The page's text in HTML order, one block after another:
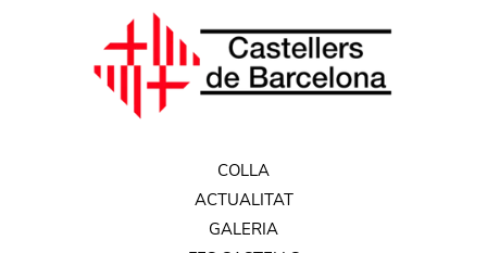
COLLA
ACTUALITAT
GALERIA